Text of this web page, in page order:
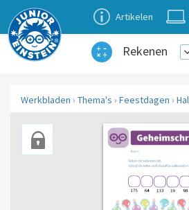
Artikelen
Rekenen
Werkbladen › Thema's › Feestdagen ›